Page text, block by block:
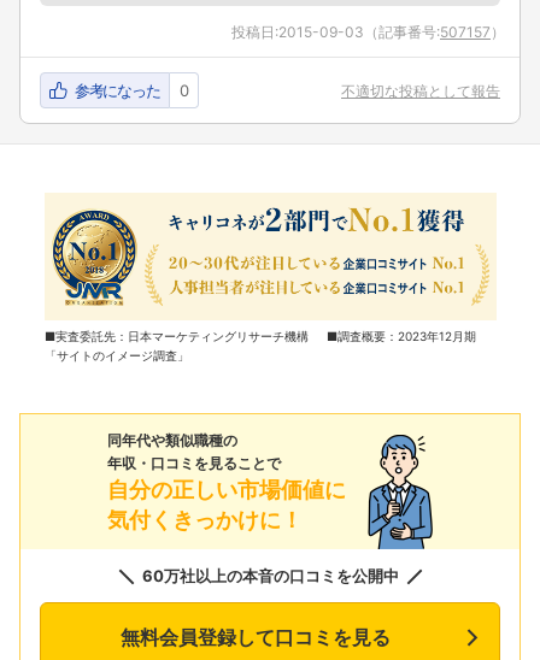
投稿日:2015-09-03 （記事番号:507157 ）
参考になった 0 不適切な投稿として報告
■実査委託先：日本マーケティングリサーチ機構 ■調査概要：2023年12月期
「サイトのイメージ調査」
同年代や類似職種の
年収・口コミを見ることで
自分の正しい市場価値に
気付くきっかけに！
60万社以上の本音の口コミを公開中
無料会員登録して口コミを見る